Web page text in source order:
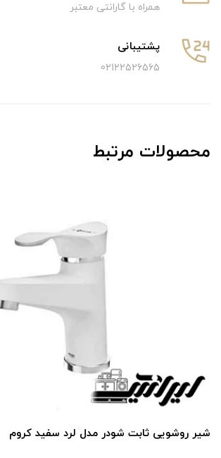
همراه با گارانتی معتبر
پشتیبانی
02122526565
محصولات مرتبط
شیر روشویی ثابت شودر مدل لرد سفید کروم